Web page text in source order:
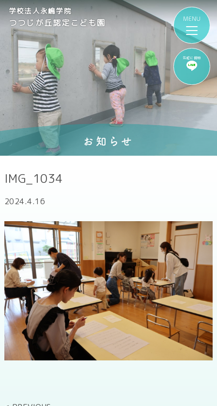
気軽に質問
学校法人永嶋学院
つつじが丘認定こども園
お知らせ
IMG_1034
2024.4.16